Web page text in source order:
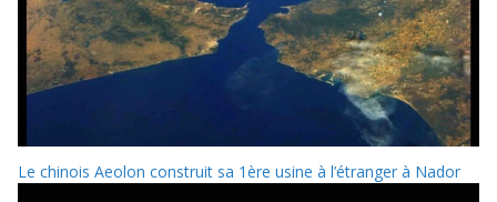
Le chinois Aeolon construit sa 1ère usine à l’étranger à Nador